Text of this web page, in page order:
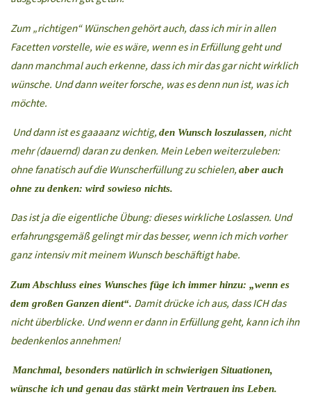
Zum „richtigen“ Wünschen gehört auch, dass ich mir in allen
Facetten vorstelle, wie es wäre, wenn es in Erfüllung geht und
dannmanchmal auch erkenne, dass ich mir das gar nicht wirklich
wünsche. Und dann weiter forsche, was es denn nun ist, was ich
möchte.
Und dann ist es gaaaanz wichtig,den Wunsch loszulassen, nicht
mehr (dauernd) daran zu denken. Mein Leben weiterzuleben:
ohnefanatisch auf die Wunscherfüllung zu schielen,aber auch
ohne zu denken: wird sowieso nichts.
Das ist ja die eigentliche Übung:dieses wirkliche Loslassen. Und
erfahrungsgemäß gelingt mir das besser, wenn ich mich vorher
ganz intensiv mit meinem Wunschbeschäftigt habe.
Zum Abschluss eines Wunsches füge ich immer hinzu: „wenn es
dem großen Ganzen dient“. Damit drücke ich aus, dass ICHdas
nicht überblicke. Und wenn er dann in Erfüllung geht, kann ich ihn
bedenkenlos annehmen!
Manchmal, besonders natürlich in schwierigen Situationen,
wünsche ich und genau das stärkt mein Vertrauen ins Leben.